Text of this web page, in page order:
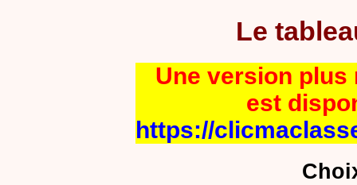
Le
Une version plus
est
https://